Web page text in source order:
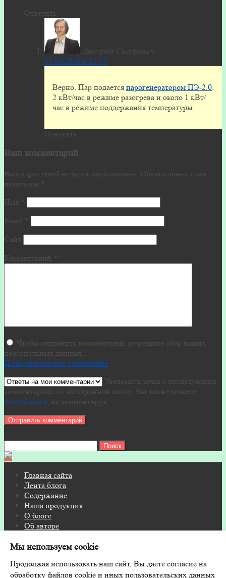
Ответить
Дмитрий Сидоревич
14.03.2016 в 21:17
Верно. Пар подается парогенератором ПЭ-2.0
2 кВт/час в режиме разогрева и около 1 кВт/
час в режиме поддержания температуры.
Ответить
Ваш комментарий
Ваш адрес email не будет опубликован. Обязательные поля
помечены
Имя
Email
Сайт
Комментарий
Чтобы отправить комментарий, разрешите сбор ваших
персональных данных .
Пользовательское соглашение
Уведомить меня о последующих
комментариях по электронной почте. Вы также можете
подписаться , не комментируя.
Главная сайта
Лента блога
Содержание
Наша продукция
О блоге
Об авторе
© 2026 Блог на FITOSAUNA.RU · Дизайн и поддержка:
GoodwinPress.ru
Мы используем cookie
Продолжая использовать наш сайт, Вы даете согласие на
обработку файлов cookie и иных пользовательских данных